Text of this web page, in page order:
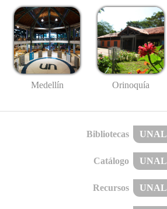
Medellín Orinoquía
Bibliotecas UNAL
Catálogo UNAL
Recursos UNAL